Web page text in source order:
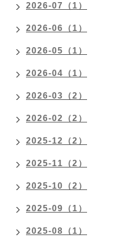
2026-07（1）
2026-06（1）
2026-05（1）
2026-04（1）
2026-03（2）
2026-02（2）
2025-12（2）
2025-11（2）
2025-10（2）
2025-09（1）
2025-08（1）